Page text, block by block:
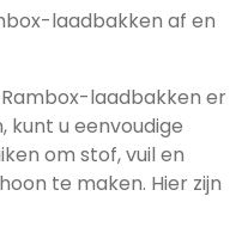
laadbakken af en
laadbakken er
kunt u eenvoudige
om stof, vuil en
te maken. Hier zijn